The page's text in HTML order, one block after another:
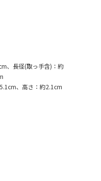
、長径(取っ手含)：約
、高さ：約2.1cm